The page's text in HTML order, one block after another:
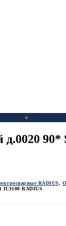
д.0020
RADIUS,
ПЭ100 RADIUS